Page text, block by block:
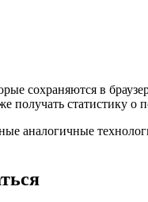
сохраняются в
получать статистику
аналогичные